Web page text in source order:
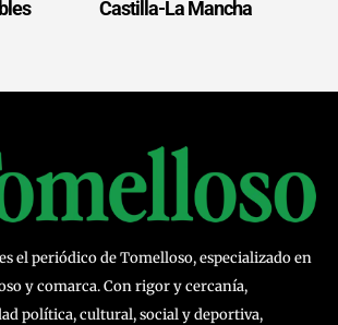
Castilla-La Mancha
el periódico de Tomelloso, especializado en
y comarca. Con rigor y cercanía,
política, cultural, social y deportiva,